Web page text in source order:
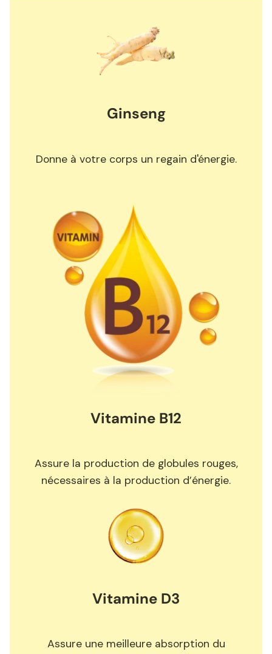
Ginseng
Donne à votre corps un regain d'énergie.
Vitamine B12
Assure la production de globules rouges,
nécessaires à la production d’énergie.
Vitamine D3
Assure une meilleure absorption du